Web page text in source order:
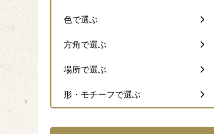
色で選ぶ
方角で選ぶ
場所で選ぶ
形・モチーフで選ぶ